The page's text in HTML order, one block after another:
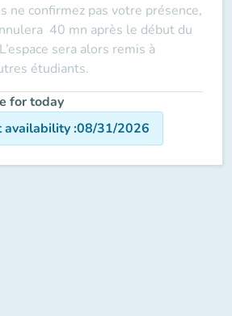
ne confirmez pas votre présence,
40 mn après le début du
sera alors remis à
étudiants.
for today
availability:08/31/2026